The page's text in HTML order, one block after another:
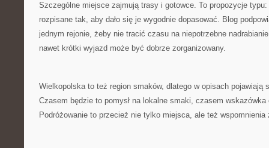
Szczególne miejsce zajmują trasy i gotowce. To propozycje typu:
rozpisane tak, aby dało się je wygodnie dopasować. Blog
jednym rejonie, żeby nie tracić czasu na niepotrzebne
nawet krótki wyjazd może być dobrze zorganizowany.
Wielkopolska to też region smaków, dlatego w opisach pojawiają
Czasem będzie to pomysł na lokalne smaki, czasem
Podróżowanie to przecież nie tylko miejsca, ale też wspomnienia